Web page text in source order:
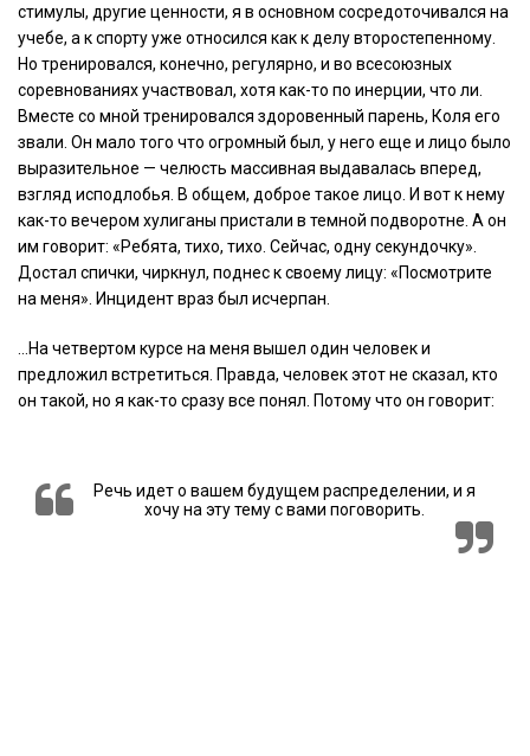
стимулы, другие ценности, я в основном сосредоточивался на
учебе, а к спорту уже относился как к делу второстепенному.
Но тренировался, конечно, регулярно, и во всесоюзных
соревнованиях участвовал, хотя как-то по инерции, что ли.
Вместе со мной тренировался здоровенный парень, Коля его
звали. Он мало того что огромный был, у него еще и лицо было
выразительное — челюсть массивная выдавалась вперед,
взгляд исподлобья. В общем, доброе такое лицо. И вот к нему
как-то вечером хулиганы пристали в темной подворотне. А он
им говорит: «Ребята, тихо, тихо. Сейчас, одну секундочку».
Достал спички, чиркнул, поднес к своему лицу: «Посмотрите
на меня». Инцидент враз был исчерпан.
…На четвертом курсе на меня вышел один человек и
предложил встретиться. Правда, человек этот не сказал, кто
он такой, но я как-то сразу все понял. Потому что он говорит:
Речь идет о вашем будущем распределении, и я
хочу на эту тему с вами поговорить.